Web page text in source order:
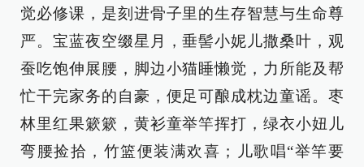
觉必修课，是刻进骨子里的生存智慧与生命尊
严。宝蓝夜空缀星月，垂髻小妮儿撒桑叶，观
蚕吃饱伸展腰，脚边小猫睡懒觉，力所能及帮
忙干完家务的自豪，便足可酿成枕边童谣。枣
林里红果簌簌，黄衫童举竿挥打，绿衣小妞儿
弯腰捡拾，竹篮便装满欢喜；儿歌唱“举竿要